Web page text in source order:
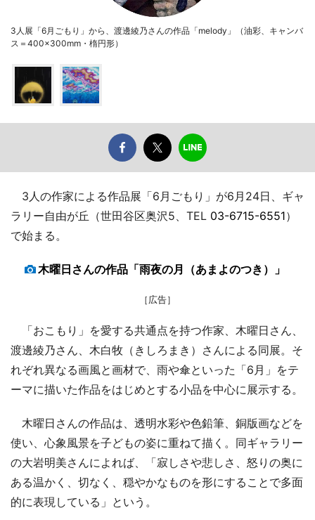
3人展「6月ごもり」から、渡邊綾乃さんの作品「melody」（油彩、キャンバ
ス＝400×300mm・楕円形）
3人の作家による作品展「6月ごもり」が6月24日、ギャ
ラリー自由が丘（世田谷区奥沢5、TEL 03-6715-6551）
で始まる。
木曜日さんの作品「雨夜の月（あまよのつき）」
［広告］
「おこもり」を愛する共通点を持つ作家、木曜日さん、
渡邊綾乃さん、木白牧（きしろまき）さんによる同展。そ
れぞれ異なる画風と画材で、雨や傘といった「6月」をテ
ーマに描いた作品をはじめとする小品を中心に展示する。
木曜日さんの作品は、透明水彩や色鉛筆、銅版画などを
使い、心象風景を子どもの姿に重ねて描く。同ギャラリー
の大岩明美さんによれば、「寂しさや悲しさ、怒りの奥に
ある温かく、切なく、穏やかなものを形にすることで多面
的に表現している」という。